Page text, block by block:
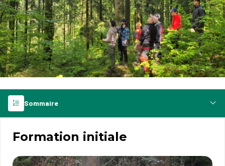
Sommaire
Formation initiale